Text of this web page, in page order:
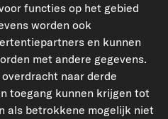
name de volledige database, mogen niet
verboden de gegevens en de
zonder voorafgaande toestemming
activiteiten te betrekken. Elk
een inbreuk op het auteursrecht en
functies op het gebied
worden ook
en kunnen
met andere gegevens.
naar derde
toegang kunnen krijgen tot
als betrokkene mogelijk niet